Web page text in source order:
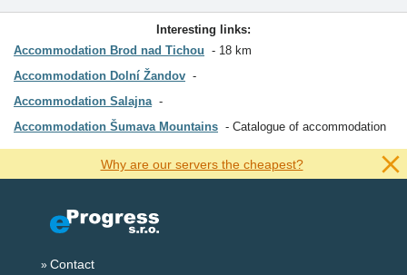
Interesting links:
Accommodation Brod nad Tichou
18 km
Accommodation Dolní Žandov
Accommodation Salajna
Accommodation Šumava Mountains
Catalogue of accommodation
Why are our servers the cheapest?
Contact